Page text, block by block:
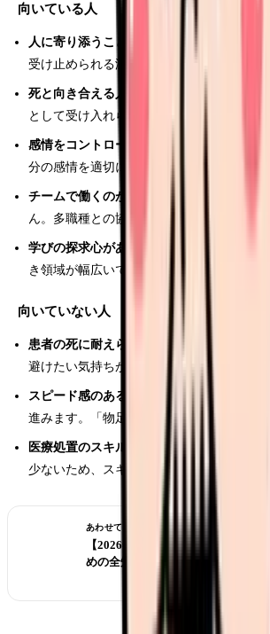
向いている人
人に寄り添うことが好きな人：
患者の話
受け止められる温かさがある人
死と向き合える人：
死を「タブー」では
として受け入れられる人
感情をコントロールできる人：
患者の苦
分の感情を適切に処理できるバランス感覚
チームで働くのが好きな人：
緩和ケアは
ん。多職種との協働を楽しめる人
学びの探求心がある人：
疼痛管理・精神
き領域が幅広いです
向いていない人
患者の死に耐えられない人：
看取りは緩
避けたい気持ちが強い場合は厳しいです
スピード感のある仕事がしたい人：
緩和
進みます。「物足りない」と感じる人もい
医療処置のスキルを維持したい人：
急性
少ないため、スキル低下の懸念があります
あわせて読みたい
【2026年版】看護師転職の完全ガ
めの全知識